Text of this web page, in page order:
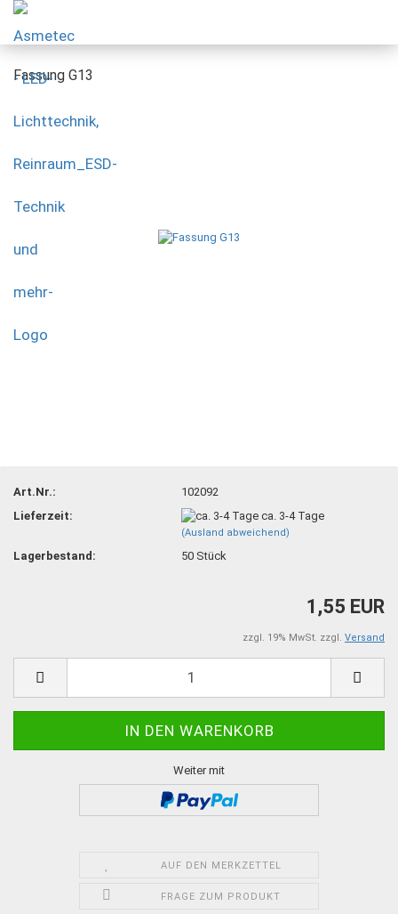
Fassung G13
Art.Nr.:
102092
Lieferzeit:
ca. 3-4 Tage
(Ausland abweichend)
Lagerbestand: 50 Stück
1,55 EUR
zzgl. 19% MwSt. zzgl. Versand
Weiter mit
AUF DEN MERKZETTEL
FRAGE ZUM PRODUKT